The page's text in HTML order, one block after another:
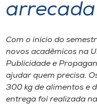
Portal de Ensino
A
Internacionalização
Com o início do
novos acadêmicos na
Publicidade e
ajudar quem precisa.
300 kg de alimentos e
entrega foi realizada